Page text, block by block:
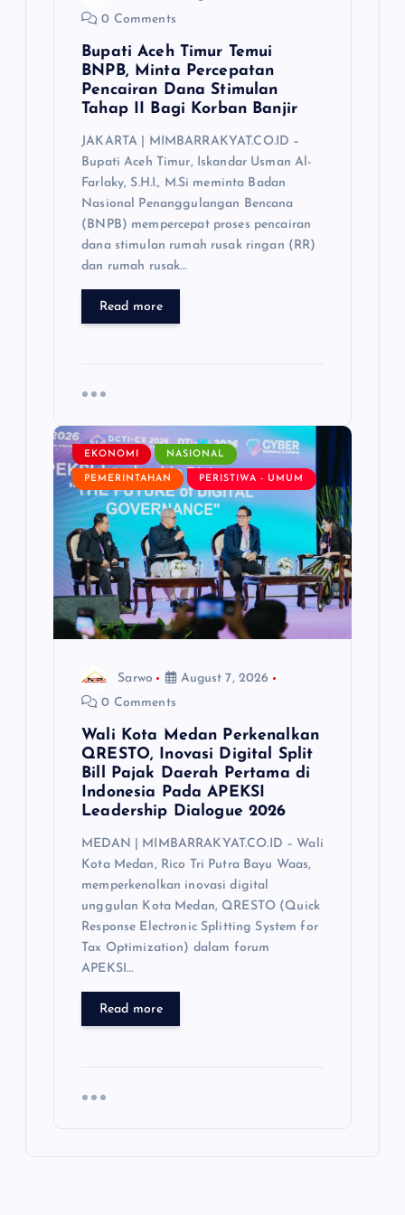
0 Comments
Bupati Aceh Timur Temui
BNPB, Minta Percepatan
Pencairan Dana Stimulan
Tahap II Bagi Korban Banjir
JAKARTA | MIMBARRAKYAT.CO.ID –
Bupati Aceh Timur, Iskandar Usman Al-
Farlaky, S.H.I., M.Si meminta Badan
Nasional Penanggulangan Bencana
(BNPB) mempercepat proses pencairan
dana stimulan rumah rusak ringan (RR)
dan rumah rusak…
Read more
EKONOMI NASIONAL
PEMERINTAHAN PERISTIWA - UMUM
Sarwo
August 7, 2026
0 Comments
Wali Kota Medan Perkenalkan
QRESTO, Inovasi Digital Split
Bill Pajak Daerah Pertama di
Indonesia Pada APEKSI
Leadership Dialogue 2026
MEDAN | MIMBARRAKYAT.CO.ID – Wali
Kota Medan, Rico Tri Putra Bayu Waas,
memperkenalkan inovasi digital
unggulan Kota Medan, QRESTO (Quick
Response Electronic Splitting System for
Tax Optimization) dalam forum
APEKSI…
Read more